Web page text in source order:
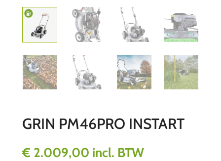
GRIN PM46PRO INSTART
€ 2.009,00 incl. BTW